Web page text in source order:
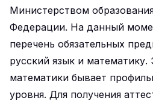
Министерством
Федерации. На данный
перечень обязательных
русский язык и математику.
математики бывает
уровня. Для получения